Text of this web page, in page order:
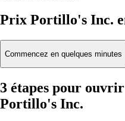
Prix Portillo's Inc.
Commencez en quelques minutes
3 étapes pour
Portillo's Inc.